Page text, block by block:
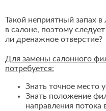
Такой неприятный запах в
в салоне, поэтому
ли дренажное отверстие?
Для замены салонного
потребуется:
Знать точное место
Знать положение
направления потока